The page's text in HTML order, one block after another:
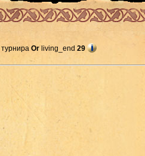
Or living_end 29